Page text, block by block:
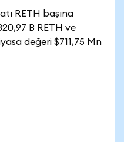
RETH başına
B RETH ve
değeri $711,75 Mn